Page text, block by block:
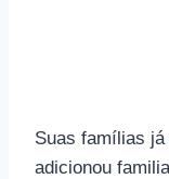
Suas famílias
adicionou